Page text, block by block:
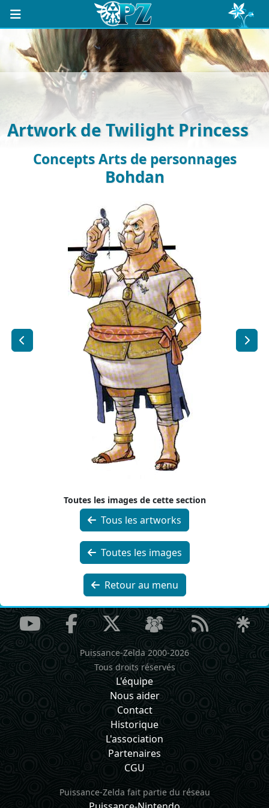
Artwork de Twilight Princess
Concepts Arts de personnages
Bohdan
Toutes les images de cette section
Tous les artworks
Toutes les images
Retour au menu
Puissance-Zelda 2000-2026
Tous droits réservés
L'équipe
Nous aider
Contact
Historique
L'association
Partenaires
CGU
Puissance-Zelda fait partie du réseau